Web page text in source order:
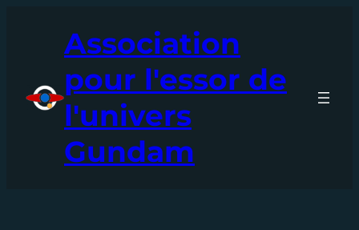
Association
pour l'essor de
l'univers
Gundam